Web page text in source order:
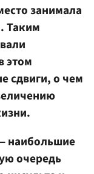
занимала
Таким
этом
сдвиги, о чем
наибольшие
очередь